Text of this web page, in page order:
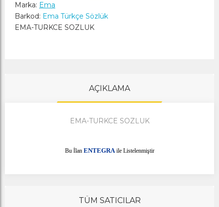
Marka: Ema
Barkod: Ema Türkçe Sözlük
EMA-TURKCE SOZLUK
AÇIKLAMA
EMA-TURKCE SOZLUK
Bu İlan ENTEGRAile Listelenmiştir
TÜM SATICILAR